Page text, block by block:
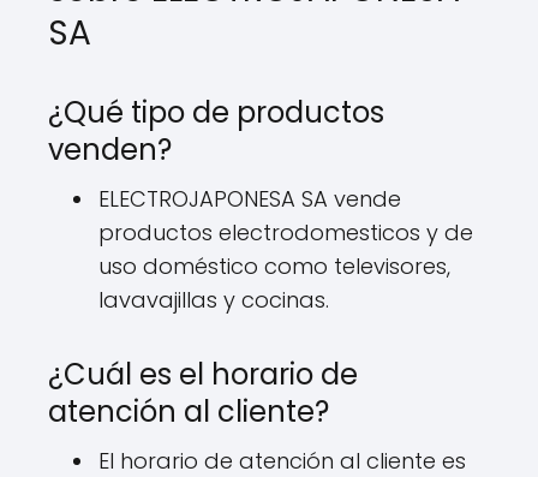
SA
¿Qué tipo de productos
venden?
ELECTROJAPONESA SA vende
productos electrodomesticos y de
uso doméstico como televisores,
lavavajillas y cocinas.
¿Cuál es el horario de
atención al cliente?
El horario de atención al cliente es